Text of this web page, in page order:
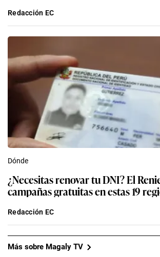
Redacción EC
Dónde
¿Necesitas renovar tu DNI? El
campañas gratuitas en estas 19
Redacción EC
Más sobre Magaly TV